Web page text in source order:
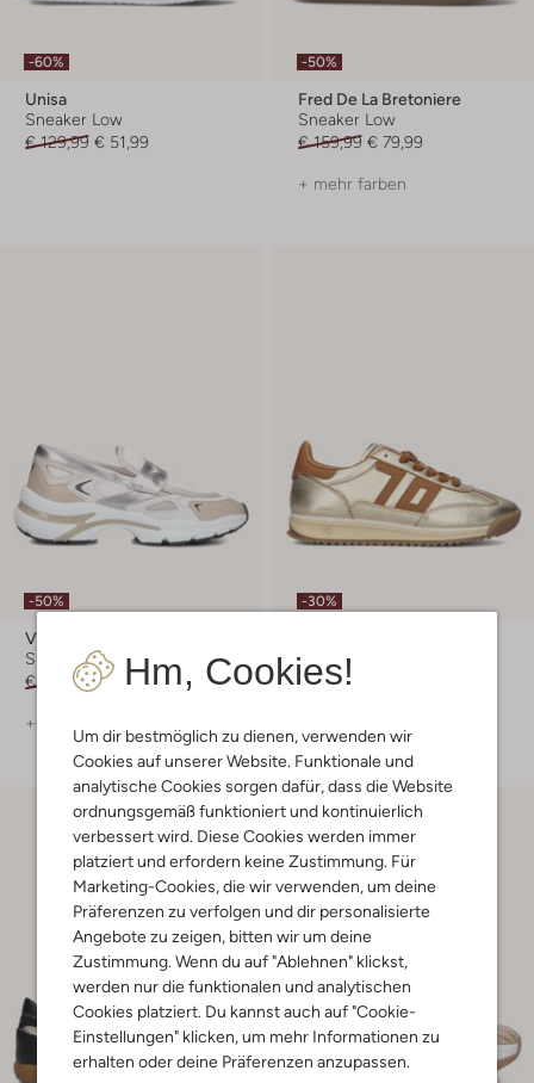
Hm, Cookies!
Um dir bestmöglich zu dienen, verwenden wir
Cookies auf unserer Website. Funktionale und
analytische Cookies sorgen dafür, dass die Website
ordnungsgemäß funktioniert und kontinuierlich
verbessert wird. Diese Cookies werden immer
platziert und erfordern keine Zustimmung. Für
Marketing-Cookies, die wir verwenden, um deine
Präferenzen zu verfolgen und dir personalisierte
Angebote zu zeigen, bitten wir um deine
Zustimmung. Wenn du auf "Ablehnen" klickst,
werden nur die funktionalen und analytischen
Cookies platziert. Du kannst auch auf "Cookie-
Einstellungen" klicken, um mehr Informationen zu
erhalten oder deine Präferenzen anzupassen.
-60%
Unisa
Sneaker Low
€ 129,99 € 51,99
-50%
Fred De La Bretoniere
Sneaker Low
€ 159,99 € 79,99
+ mehr farben
-50%
Via Vai
Sneaker Low
€ 199,99 € 99,99
+ mehr farben
-30%
Sneaker Low
€ 149,99